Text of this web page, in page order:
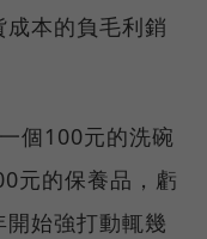
本的負毛利銷
個100元的洗碗
元的保養品，虧
始強打動輒幾